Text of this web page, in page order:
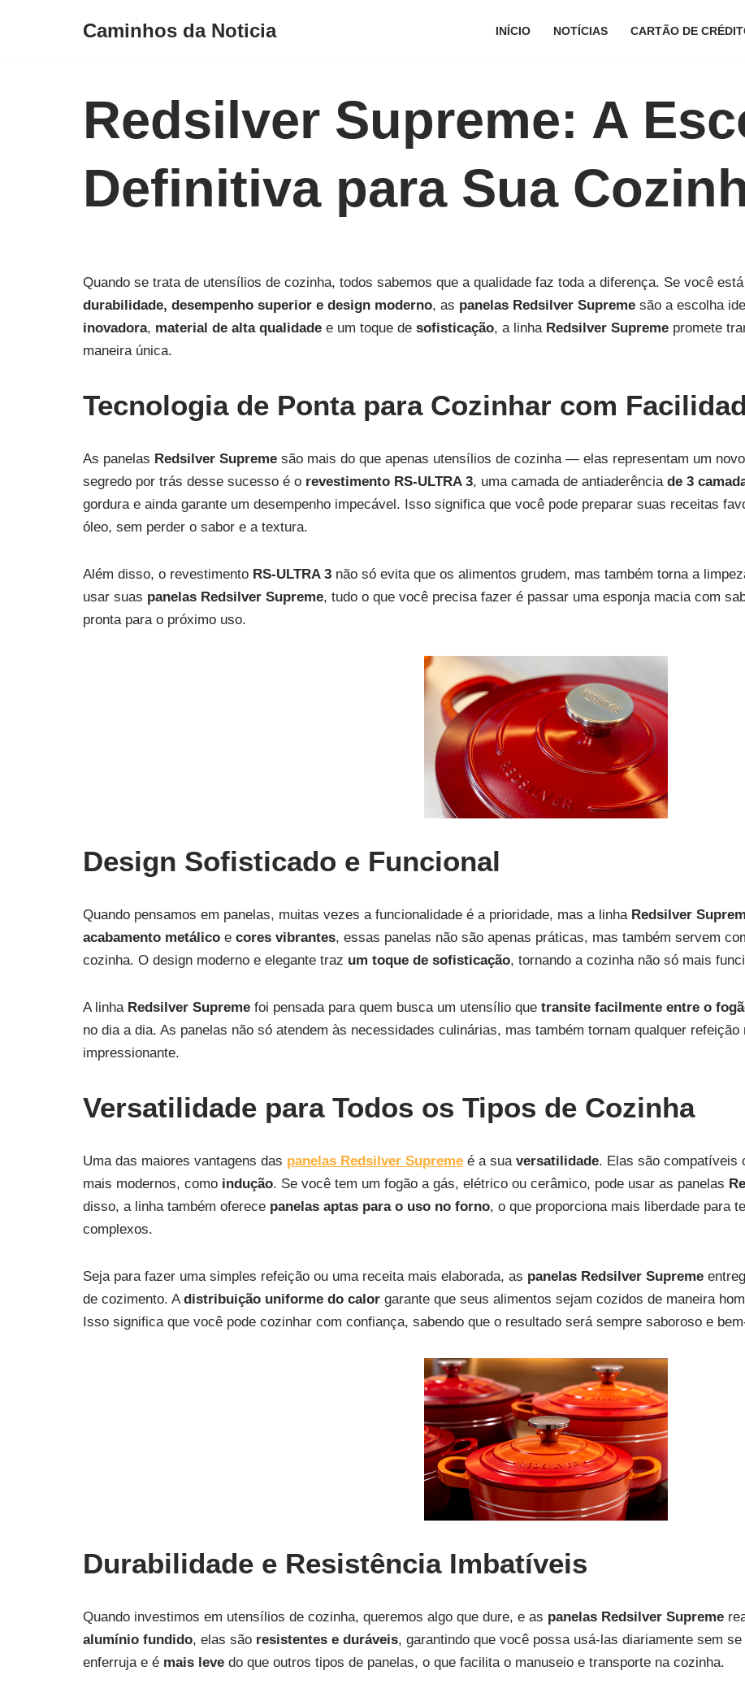
Caminhos da Noticia INÍCIO NOTÍCIAS CARTÃO DE
Redsilver Supreme: A
Definitiva para Sua
Quando se trata de utensílios de cozinha, todos sabemos que a qualidade faz toda a diferença. Se você
durabilidade, desempenho superior e design moderno, as panelas Redsilver Supreme são a escolha
inovadora, material de alta qualidade e um toque de sofisticação, a linha Redsilver Supreme promete
maneira única.
Tecnologia de Ponta para Cozinhar com
As panelas Redsilver Supreme são mais do que apenas utensílios de cozinha — elas representam um
segredo por trás desse sucesso é o revestimento RS‑ULTRA 3, uma camada de antiaderência de 3
gordura e ainda garante um desempenho impecável. Isso significa que você pode preparar suas receitas
óleo, sem perder o sabor e a textura.
Além disso, o revestimento RS‑ULTRA 3 não só evita que os alimentos grudem, mas também torna a
usar suas panelas Redsilver Supreme, tudo o que você precisa fazer é passar uma esponja macia com
pronta para o próximo uso.
Design Sofisticado e Funcional
Quando pensamos em panelas, muitas vezes a funcionalidade é a prioridade, mas a linha Redsilver
acabamento metálico e cores vibrantes, essas panelas não são apenas práticas, mas também servem
cozinha. O design moderno e elegante traz um toque de sofisticação, tornando a cozinha não só mais
A linha Redsilver Supreme foi pensada para quem busca um utensílio que transite facilmente entre o
no dia a dia. As panelas não só atendem às necessidades culinárias, mas também tornam qualquer
impressionante.
Versatilidade para Todos os Tipos de Cozinha
Uma das maiores vantagens das panelas Redsilver Supreme é a sua versatilidade. Elas são compatíveis
mais modernos, como indução. Se você tem um fogão a gás, elétrico ou cerâmico, pode usar as panelas
disso, a linha também oferece panelas aptas para o uso no forno, o que proporciona mais liberdade para
complexos.
Seja para fazer uma simples refeição ou uma receita mais elaborada, as panelas Redsilver Supreme
de cozimento. Adistribuição uniforme do calor garante que seus alimentos sejam cozidos de maneira
Isso significa que você pode cozinhar com confiança, sabendo que o resultado será sempre saboroso e
Durabilidade e Resistência Imbatíveis
Quando investimos em utensílios de cozinha, queremos algo que dure, e as panelas Redsilver Supreme
alumínio fundido, elas são resistentes e duráveis, garantindo que você possa usá-las diariamente sem
enferruja e é mais leve do que outros tipos de panelas, o que facilita o manuseio e transporte na cozinha.